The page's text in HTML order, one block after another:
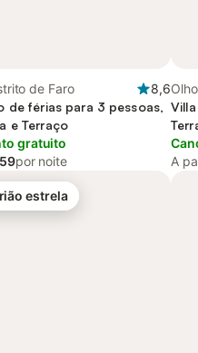
de Faro
8,6
de férias para 3 pessoas,
e Terraço
gratuito
por noite
A
estrela